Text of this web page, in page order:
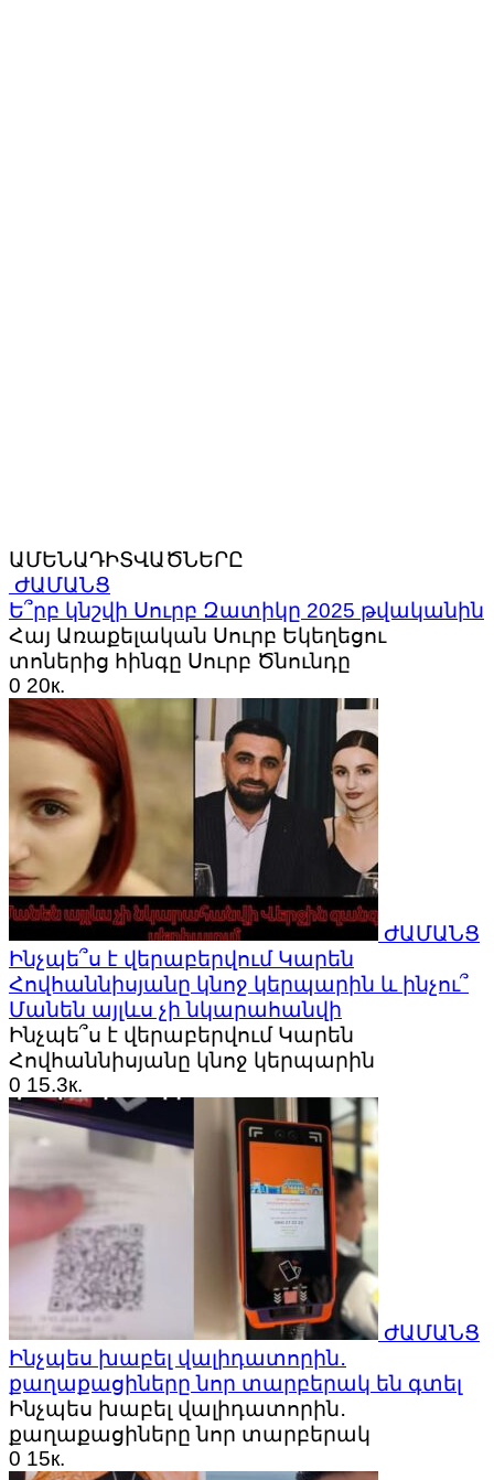
ԱՄԵՆԱԴԻՏՎԱԾՆԵՐԸ
ԺԱՄԱՆՑ
Ե՞րբ կնշվի Սուրբ Զատիկը 2025 թվականին
Հայ Առաքելական Սուրբ Եկեղեցու
տոներից հինգը Սուրբ Ծնունդը
0 20к.
ԺԱՄԱՆՑ
Ինչպե՞ս է վերաբերվում Կարեն
Հովհաննիսյանը կնոջ կերպարին և ինչու՞
Մանեն այլևս չի նկարահանվի
Ինչպե՞ս է վերաբերվում Կարեն
Հովհաննիսյանը կնոջ կերպարին
0 15.3к.
ԺԱՄԱՆՑ
Ինչպես խաբել վալիդատորին․
քաղաքացիները նոր տարբերակ են գտել
Ինչպես խաբել վալիդատորին․
քաղաքացիները նոր տարբերակ
0 15к.